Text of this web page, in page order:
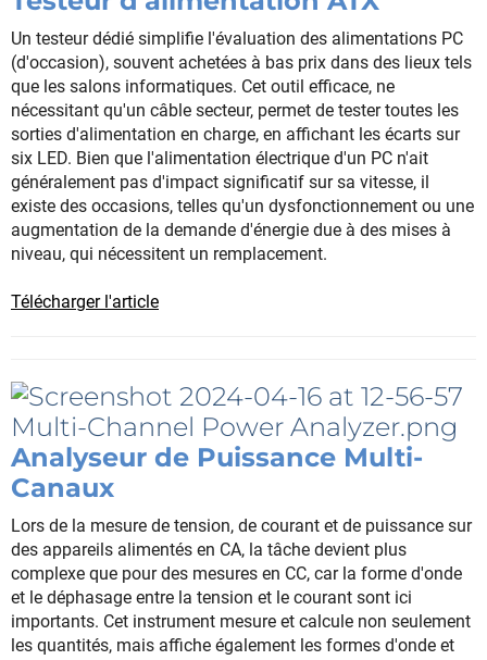
Un testeur dédié simplifie l'évaluation des alimentations PC
(d'occasion), souvent achetées à bas prix dans des lieux tels
que les salons informatiques. Cet outil efficace, ne
nécessitant qu'un câble secteur, permet de tester toutes les
sorties d'alimentation en charge, en affichant les écarts sur
six LED. Bien que l'alimentation électrique d'un PC n'ait
généralement pas d'impact significatif sur sa vitesse, il
existe des occasions, telles qu'un dysfonctionnement ou une
augmentation de la demande d'énergie due à des mises à
niveau, qui nécessitent un remplacement.
Télécharger l'article
Analyseur de Puissance Multi-
Canaux
Lors de la mesure de tension, de courant et de puissance sur
des appareils alimentés en CA, la tâche devient plus
complexe que pour des mesures en CC, car la forme d'onde
et le déphasage entre la tension et le courant sont ici
importants. Cet instrument mesure et calcule non seulement
les quantités, mais affiche également les formes d'onde et